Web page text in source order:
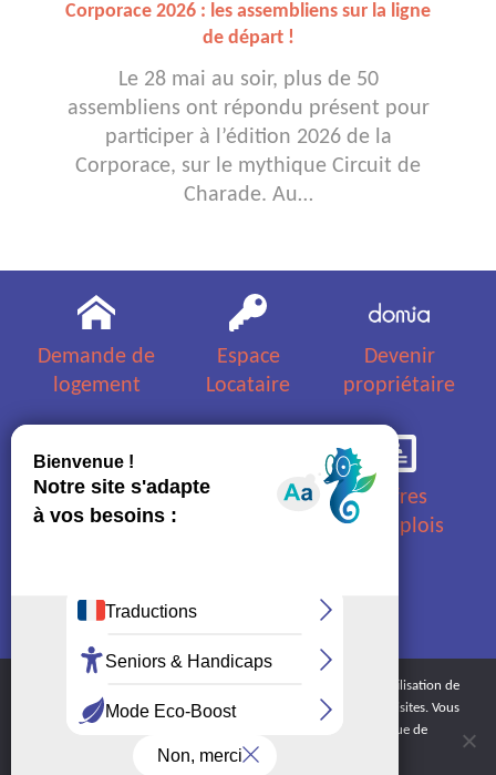
Corporace 2026 : les assembliens sur la ligne
de départ !
Le 28 mai au soir, plus de 50
assembliens ont répondu présent pour
participer à l’édition 2026 de la
Corporace, sur le mythique Circuit de
Charade. Au…
Demande de
logement
Espace
Locataire
Devenir
propriétaire
Questions
fréquentes
Offres
d'emplois
contacter
et horaires
En poursuivant votre navigation sur ce site, vous acceptez l’utilisation de
cookies dans le but de réaliser des statistiques anonymes de visites. Vous
pouvez à tout moment désactiver ce suivi dans la politique de
confidentialité.